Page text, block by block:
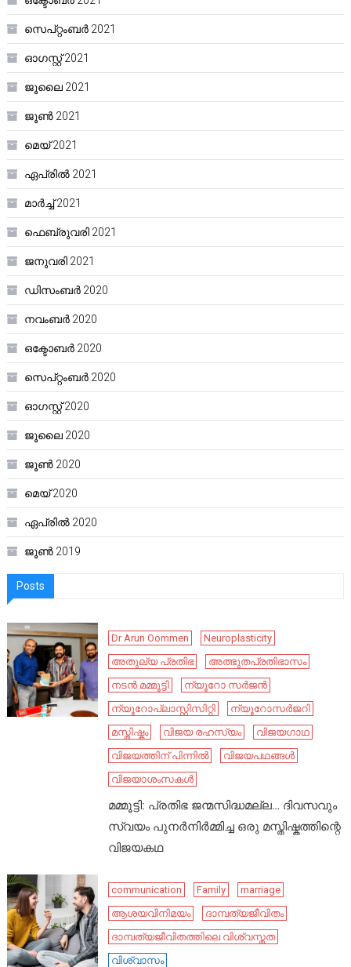
സെപ്റ്റംബർ 2021
ഓഗസ്റ്റ്‌ 2021
ജൂലൈ 2021
ജൂൺ 2021
മെയ്‌ 2021
ഏപ്രിൽ 2021
മാർച്ച്‌ 2021
ഫെബ്രുവരി 2021
ജനുവരി 2021
ഡിസംബർ 2020
നവംബർ 2020
ഒക്ടോബർ 2020
സെപ്റ്റംബർ 2020
ഓഗസ്റ്റ്‌ 2020
ജൂലൈ 2020
ജൂൺ 2020
മെയ്‌ 2020
ഏപ്രിൽ 2020
ജൂൺ 2019
Posts
Dr Arun Oommen
Neuroplasticity
അതുല്യ പ്രതിഭ
അത്ഭുതപ്രതിഭാസം
നടൻ മമ്മൂട്ടി
ന്യൂറോ സർജൻ
ന്യൂറോപ്ലാസ്റ്റിസിറ്റി
ന്യൂറോസർജറി
മസ്തിഷ്കം
വിജയ രഹസ്യം
വിജയഗാഥ
വിജയത്തിന് പിന്നിൽ
വിജയപഥങ്ങൾ
വിജയാശംസകൾ
മമ്മൂട്ടി: പ്രതിഭ ജന്മസിദ്ധമല്ല… ദിവസവും
സ്വയം പുനർനിർമ്മിച്ച ഒരു മസ്തിഷ്കത്തിന്റെ
വിജയകഥ
communication Family
marriage
ആശയവിനിമയം
ദാമ്പത്യജീവിതം
ദാമ്പത്യജീവിതത്തിലെ വിശ്വസ്തത
വിശ്വാസം